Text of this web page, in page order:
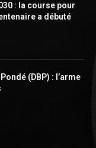
: la course pour
a débuté
(DBP) : l’arme